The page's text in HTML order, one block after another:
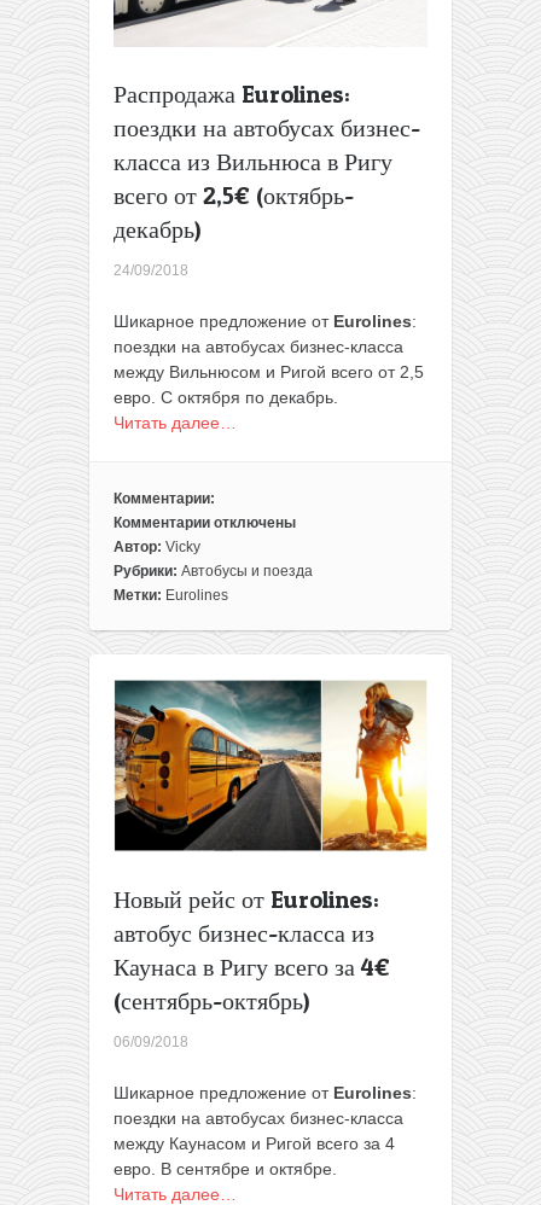
Минска
всего
в
декабре
Распродажа Eurolines:
поездки на автобусах бизнес-
класса из Вильнюса в Ригу
всего от 2,5€ (октябрь-
декабрь)
24/09/2018
Шикарное предложение от Eurolines:
поездки на автобусах бизнес-класса
между Вильнюсом и Ригой всего от 2,5
евро. С октября по декабрь.
Читать далее…
Комментарии:
Комментарии
к
записи
Распродажа
поездки
автобусах
бизнес-
класса
из
Вильнюса
в
2,5€
(октябрь-
отключены
Автор: Vicky
Рубрики: Автобусы и поезда
Метки: Eurolines
Новый рейс от Eurolines:
автобус бизнес-класса из
Каунаса в Ригу всего за 4€
(сентябрь-октябрь)
06/09/2018
Шикарное предложение от Eurolines:
поездки на автобусах бизнес-класса
между Каунасом и Ригой всего за 4
евро. В сентябре и октябре.
Читать далее…